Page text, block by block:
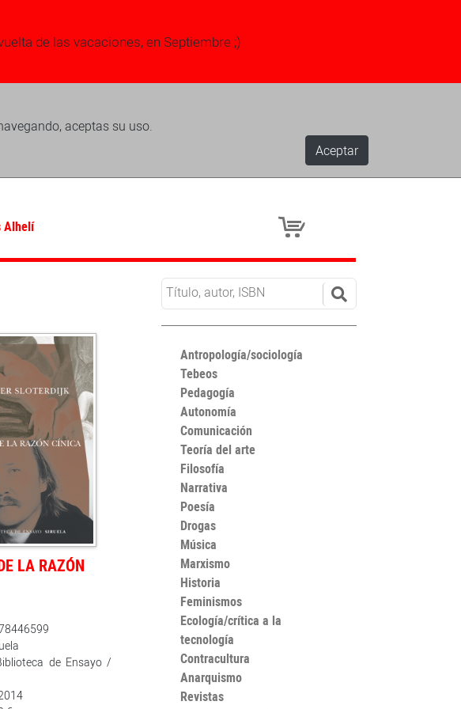
de las vacaciones, en Septiembre ;)
aceptas su uso.
Aceptar
Alhelí
LA RAZÓN
de Ensayo /
Antropología/sociología
Tebeos
Pedagogía
Autonomía
Comunicación
Teoría del arte
Filosofía
Narrativa
Poesía
Drogas
Música
Marxismo
Historia
Feminismos
Ecología/crítica a la
tecnología
Contracultura
Anarquismo
Revistas